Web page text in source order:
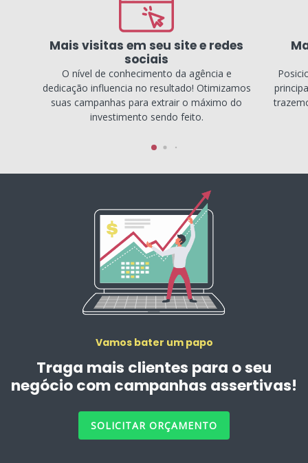
Mais visitas em seu site e redes
sociais
O nível de conhecimento da agência e
dedicação influencia no resultado! Otimizamos
suas campanhas para extrair o máximo do
investimento sendo feito.
Vamos bater um papo
Traga mais clientes para o seu
negócio com campanhas assertivas!
SOLICITAR ORÇAMENTO